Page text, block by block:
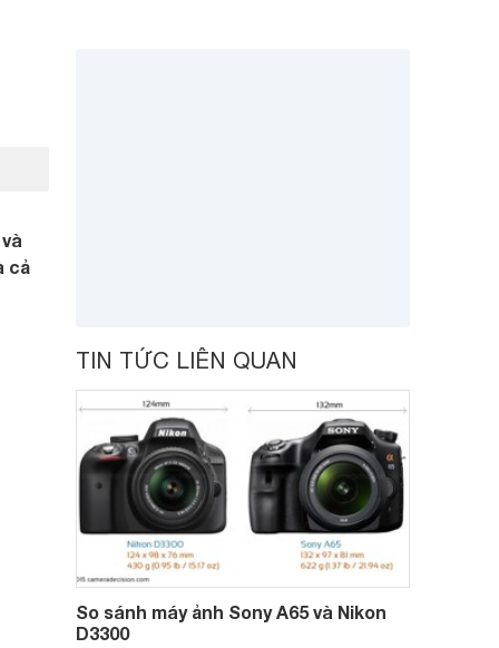
cả
TIN TỨC LIÊN QUAN
So sánh máy ảnh Sony A65 và Nikon
D3300